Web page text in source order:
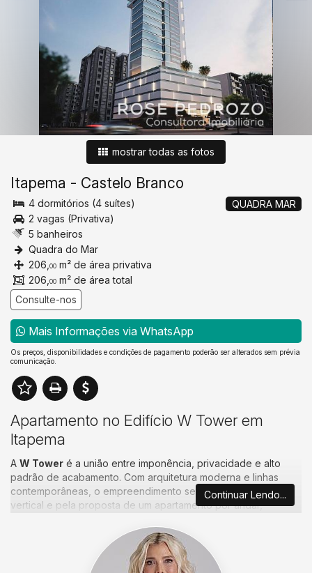
mostrar todas as fotos
Itapema - Castelo Branco
QUADRA MAR
4 dormitórios (4 suítes)
2 vagas (Privativa)
5 banheiros
Quadra do Mar
206, 00 m² de área privativa
206, 00 m² de área total
Consulte-nos
Mais Informações via WhatsApp
Os preços, disponibilidades e condições de pagamento poderão ser alterados sem prévia
comunicação.
Apartamento no Edifício W Tower em
Itapema
A W Tower é a união entre imponência, privacidade e alto
padrão de acabamento. Com arquitetura moderna e linhas
contemporâneas, o empreendimento se destaca pelo design
vertical e pela proposta de um apartamento por andar,
Com 49 andares e áreas de lazer distribuídas em diferentes
níveis, a W Tower redefine a experiência de viver com
Continuar Lendo...